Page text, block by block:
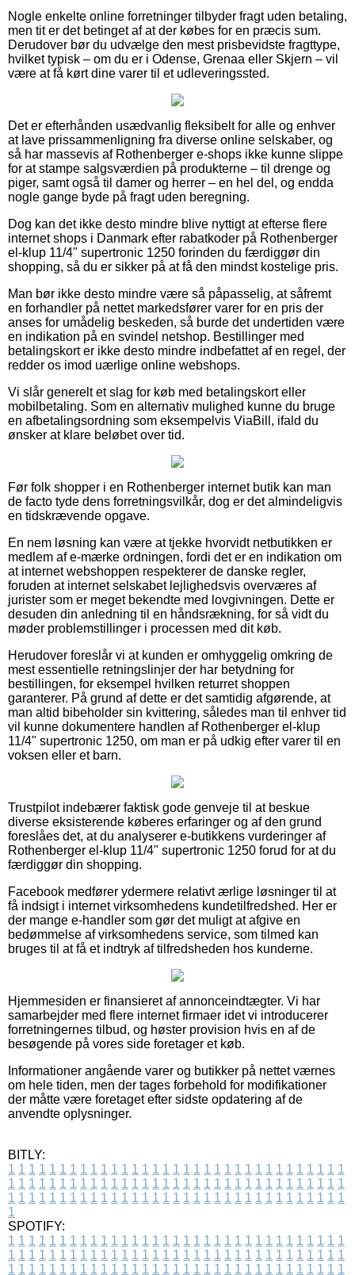
Nogle enkelte online forretninger tilbyder fragt uden betaling,
men tit er det betinget af at der købes for en præcis sum.
Derudover bør du udvælge den mest prisbevidste fragttype,
hvilket typisk – om du er i Odense, Grenaa eller Skjern – vil
være at få kørt dine varer til et udleveringssted.
Det er efterhånden usædvanlig fleksibelt for alle og enhver
at lave prissammenligning fra diverse online selskaber, og
så har massevis af Rothenberger e-shops ikke kunne slippe
for at stampe salgsværdien på produkterne – til drenge og
piger, samt også til damer og herrer – en hel del, og endda
nogle gange byde på fragt uden beregning.
Dog kan det ikke desto mindre blive nyttigt at efterse flere
internet shops i Danmark efter rabatkoder på Rothenberger
el-klup 11/4" supertronic 1250 forinden du færdiggør din
shopping, så du er sikker på at få den mindst kostelige pris.
Man bør ikke desto mindre være så påpasselig, at såfremt
en forhandler på nettet markedsfører varer for en pris der
anses for umådelig beskeden, så burde det undertiden være
en indikation på en svindel netshop. Bestillinger med
betalingskort er ikke desto mindre indbefattet af en regel, der
redder os imod uærlige online webshops.
Vi slår generelt et slag for køb med betalingskort eller
mobilbetaling. Som en alternativ mulighed kunne du bruge
en afbetalingsordning som eksempelvis ViaBill, ifald du
ønsker at klare beløbet over tid.
Før folk shopper i en Rothenberger internet butik kan man
de facto tyde dens forretningsvilkår, dog er det almindeligvis
en tidskrævende opgave.
En nem løsning kan være at tjekke hvorvidt netbutikken er
medlem af e-mærke ordningen, fordi det er en indikation om
at internet webshoppen respekterer de danske regler,
foruden at internet selskabet lejlighedsvis overværes af
jurister som er meget bekendte med lovgivningen. Dette er
desuden din anledning til en håndsrækning, for så vidt du
møder problemstillinger i processen med dit køb.
Herudover foreslår vi at kunden er omhyggelig omkring de
mest essentielle retningslinjer der har betydning for
bestillingen, for eksempel hvilken returret shoppen
garanterer. På grund af dette er det samtidig afgørende, at
man altid bibeholder sin kvittering, således man til enhver tid
vil kunne dokumentere handlen af Rothenberger el-klup
11/4" supertronic 1250, om man er på udkig efter varer til en
voksen eller et barn.
Trustpilot indebærer faktisk gode genveje til at beskue
diverse eksisterende køberes erfaringer og af den grund
foreslåes det, at du analyserer e-butikkens vurderinger af
Rothenberger el-klup 11/4" supertronic 1250 forud for at du
færdiggør din shopping.
Facebook medfører ydermere relativt ærlige løsninger til at
få indsigt i internet virksomhedens kundetilfredshed. Her er
der mange e-handler som gør det muligt at afgive en
bedømmelse af virksomhedens service, som tilmed kan
bruges til at få et indtryk af tilfredsheden hos kunderne.
Hjemmesiden er finansieret af annonceindtægter. Vi har
samarbejder med flere internet firmaer idet vi introducerer
forretningernes tilbud, og høster provision hvis en af de
besøgende på vores side foretager et køb.
Informationer angående varer og butikker på nettet værnes
om hele tiden, men der tages forbehold for modifikationer
der måtte være foretaget efter sidste opdatering af de
anvendte oplysninger.
BITLY:
1 1 1 1 1 1 1 1 1 1 1 1 1 1 1 1 1 1 1 1 1 1 1 1 1 1 1 1 1 1 1 1 1
1 1 1 1 1 1 1 1 1 1 1 1 1 1 1 1 1 1 1 1 1 1 1 1 1 1 1 1 1 1 1 1 1
1 1 1 1 1 1 1 1 1 1 1 1 1 1 1 1 1 1 1 1 1 1 1 1 1 1 1 1 1 1 1 1 1
1
SPOTIFY:
1 1 1 1 1 1 1 1 1 1 1 1 1 1 1 1 1 1 1 1 1 1 1 1 1 1 1 1 1 1 1 1 1
1 1 1 1 1 1 1 1 1 1 1 1 1 1 1 1 1 1 1 1 1 1 1 1 1 1 1 1 1 1 1 1 1
1 1 1 1 1 1 1 1 1 1 1 1 1 1 1 1 1 1 1 1 1 1 1 1 1 1 1 1 1 1 1 1 1